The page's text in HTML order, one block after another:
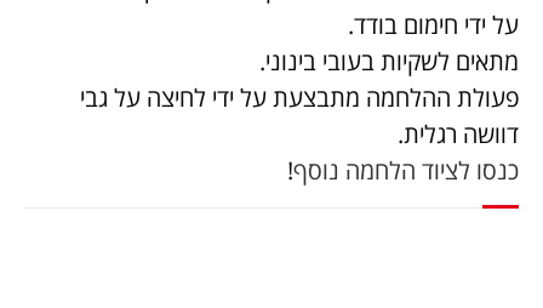
על ידי חימום בודד.
מתאים לשקיות בעובי בינוני.
פעולת ההלחמה מתבצעת על ידי לחיצה על גבי
דוושה רגלית.
כנסו לציוד הלחמה נוסף!